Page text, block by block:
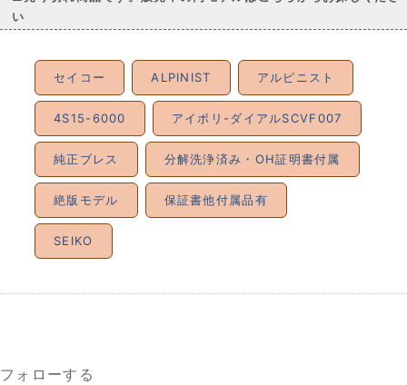
い
セイコー ALPINIST アルピニスト
4S15-6000 アイボリ-ダイアルSCVF007
純正ブレス 分解洗浄済み・OH証明書付属
絶版モデル 保証書他付属品有
SEIKO
フォローする